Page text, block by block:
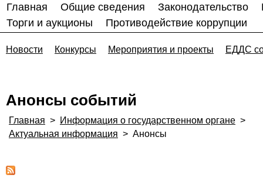
Главная Общие сведения Законодательство
Торги и аукционы
Противодействие коррупции
Новости Конкурсы Мероприятия и проекты ЕДДС
Анонсы событий
Главная > Информация о государственном органе >
Актуальная информация > Анонсы